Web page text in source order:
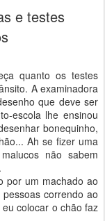
e testes
quanto os testes
A examinadora
que deve ser
escola lhe ensinou
bonequinho,
Ah se fizer uma
não sabem
por um machado ao
correndo ao
colocar o chão faz